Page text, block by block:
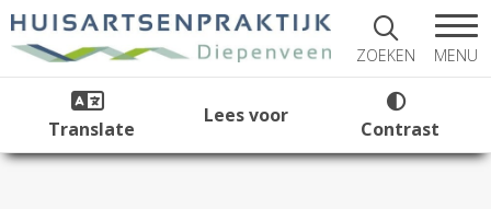
ZOEKEN MENU
Translate
Lees voor
Contrast